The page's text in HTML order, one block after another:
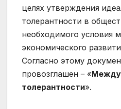
целях утверждения
толерантности в
необходимого условия
экономического
Согласно этому
провозглашен – «
толерантности».